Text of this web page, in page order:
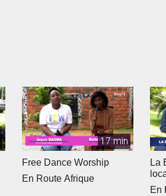
17 min
Free Dance Worship
En Route Afrique
La
En